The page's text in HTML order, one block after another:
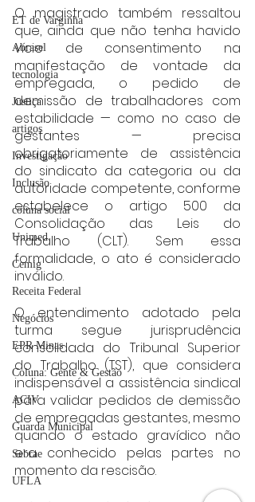
ET de Varginha
Abrasel
tecnologia
Justiça
artigos
Investigação
Inclusão
coluna social
Unimed
Cemig
Receita Federal
Negócios
EPR Minas
Coluna: Gente & Gestão
ACIV
Guarda Municipal
Sebrae
UFLA
O magistrado também ressaltou
que, ainda que não tenha havido
vício de consentimento na
manifestação de vontade da
empregada, o pedido de
demissão de trabalhadores com
estabilidade — como no caso de
gestantes — precisa
obrigatoriamente de assistência
do sindicato da categoria ou da
autoridade competente, conforme
estabelece o artigo 500 da
Consolidação das Leis do
Trabalho (CLT). Sem essa
formalidade, o ato é considerado
inválido.
O entendimento adotado pela
turma segue jurisprudência
consolidada do Tribunal Superior
do Trabalho (TST), que considera
indispensável a assistência sindical
para validar pedidos de demissão
de empregadas gestantes, mesmo
quando o estado gravídico não
era conhecido pelas partes no
momento da rescisão.